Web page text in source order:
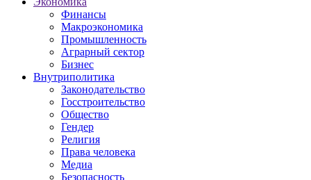
Финансы
Макроэкономика
Промышленность
Аграрный сектор
Бизнес
Внутриполитика
Законодательство
Госстроительство
Общество
Гендер
Религия
Права человека
Медиа
Безопасность